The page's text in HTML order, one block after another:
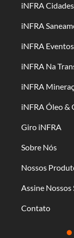
iNFRA Cidades
iNFRA
iNFRA Eventos
iNFRA Na
iNFRA
iNFRA Óleo &
Giro iNFRA
Sobre Nós
Nossos
Assine Nossos
Contato